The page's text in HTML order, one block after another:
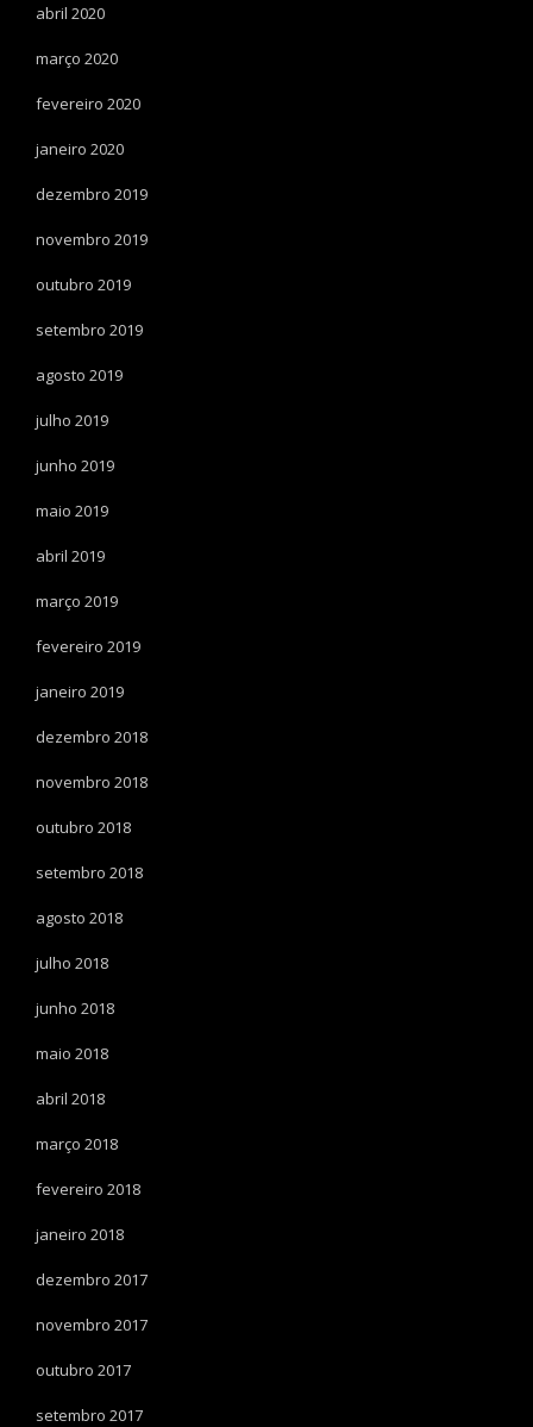
abril 2020
março 2020
fevereiro 2020
janeiro 2020
dezembro 2019
novembro 2019
outubro 2019
setembro 2019
agosto 2019
julho 2019
junho 2019
maio 2019
abril 2019
março 2019
fevereiro 2019
janeiro 2019
dezembro 2018
novembro 2018
outubro 2018
setembro 2018
agosto 2018
julho 2018
junho 2018
maio 2018
abril 2018
março 2018
fevereiro 2018
janeiro 2018
dezembro 2017
novembro 2017
outubro 2017
setembro 2017